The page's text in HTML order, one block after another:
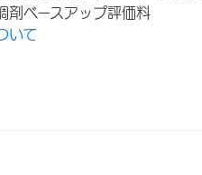
ベースアップ評価料
いて